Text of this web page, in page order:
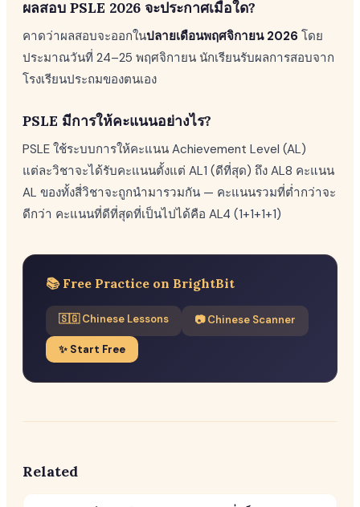
ผลสอบ PSLE 2026 จะประกาศเมื่อใด?
คาดว่าผลสอบจะออกในปลายเดือนพฤศจิกายน 2026 โดย
ประมาณวันที่ 24–25 พฤศจิกายน นักเรียนรับผลการสอบจาก
โรงเรียนประถมของตนเอง
PSLE มีการให้คะแนนอย่างไร?
PSLE ใช้ระบบการให้คะแนน Achievement Level (AL)
แต่ละวิชาจะได้รับคะแนนตั้งแต่ AL1 (ดีที่สุด) ถึง AL8 คะแนน
AL ของทั้งสี่วิชาจะถูกนำมารวมกัน — คะแนนรวมที่ต่ำกว่าจะ
ดีกว่า คะแนนที่ดีที่สุดที่เป็นไปได้คือ AL4 (1+1+1+1)
📚 Free Practice on BrightBit
🇸🇬 Chinese Lessons 📷 Chinese Scanner
✨ Start Free
Related